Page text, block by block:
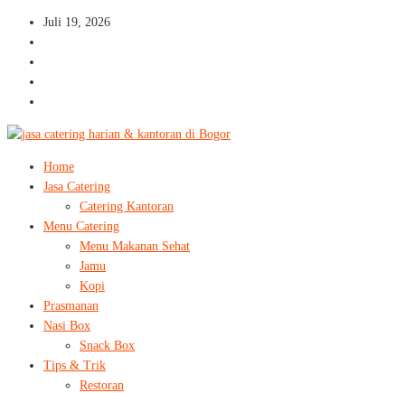
Juli 19, 2026
Home
Jasa Catering
Catering Kantoran
Menu Catering
Menu Makanan Sehat
Jamu
Kopi
Prasmanan
Nasi Box
Snack Box
Tips & Trik
Restoran